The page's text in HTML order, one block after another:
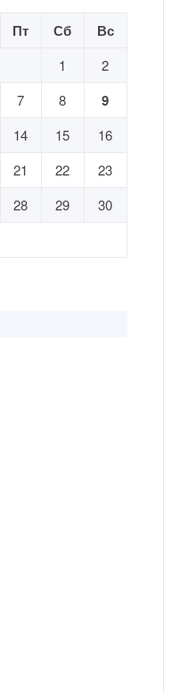
Пт Сб Вс
1
2
7 8 9
14 15
16
21 22
23
28 29
30